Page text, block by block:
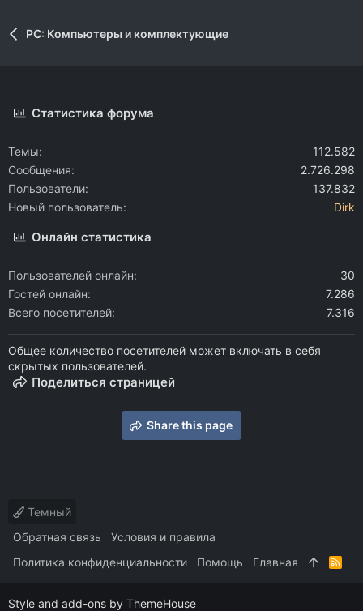
PC: Компьютеры и комплектующие
Статистика форума
Темы
112.582
Сообщения
2.726.298
Пользователи
137.832
Новый пользователь
Dirk
Онлайн статистика
Пользователей онлайн
30
Гостей онлайн
7.286
Всего посетителей
7.316
Общее количество посетителей может включать в себя
скрытых пользователей.
Поделиться страницей
Share this page
Темный
Обратная связь
Условия и правила
Политика конфиденциальности
Помощь Главная
R
Style and add-ons by ThemeHouse